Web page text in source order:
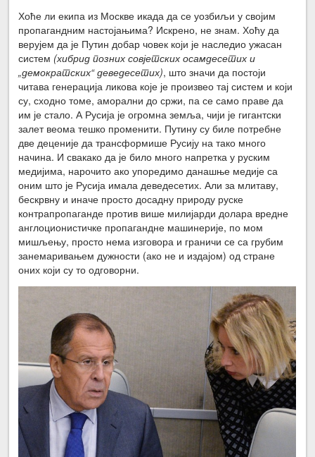
Хоће ли екипа из Москве икада да се уозбиљи у својим
пропагандним настојањима? Искрено, не знам. Хоћу да
верујем да је Путин добар човек који је наследио ужасан
систем (хибрид позних совјетских осамдесетих и
„демократских“ деведесетих), што значи да постоји
читава генерација ликова које је произвео тај систем и који
су, сходно томе, аморални до сржи, па се само праве да
им је стало. А Русија је огромна земља, чији је гигантски
залет веома тешко променити. Путину су биле потребне
две деценије да трансформише Русију на тако много
начина. И свакако да је било много напретка у руским
медијима, нарочито ако упоредимо данашње медије са
оним што је Русија имала деведесетих. Али за млитаву,
бескрвну и иначе просто досадну природу руске
контрапропаганде против више милијарди долара вредне
англоционистичке пропагандне машинерије, по мом
мишљењу, просто нема изговора и граничи се са грубим
занемаривањем дужности (ако не и издајом) од стране
оних који су то одговорни.